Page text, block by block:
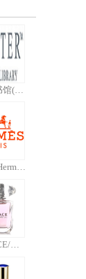
气味图书馆(DEMETER)
爱马仕(Hermes)
VERSACE/范思哲晶钻女用香水 30ml(又名范思哲晶钻女士香水30ml)